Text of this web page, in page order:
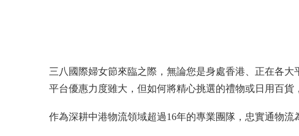
三八國際婦女節來臨之際，無論您是身處香港、正在各
平台優惠力度雖大，但如何將精心挑選的禮物或日用百貨
作為深耕中港物流領域超過16年的專業團隊，忠實通物流